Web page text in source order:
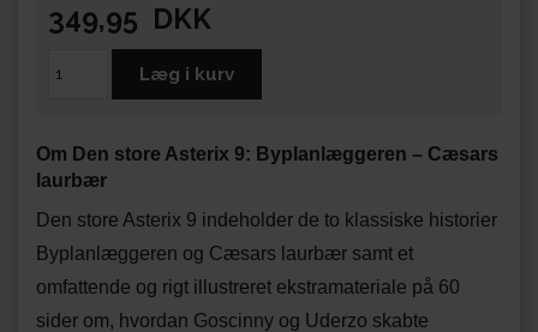
349,95 DKK
Om Den store Asterix 9: Byplanlæggeren – Cæsars
laurbær
Den store Asterix 9 indeholder de to klassiske historier
Byplanlæggeren og Cæsars laurbær samt et
omfattende og rigt illustreret ekstramateriale på 60
sider om, hvordan Goscinny og Uderzo skabte